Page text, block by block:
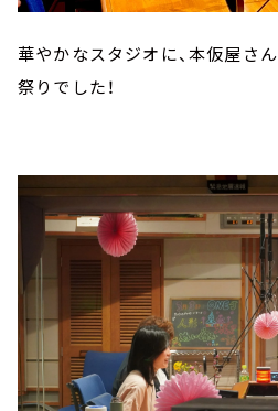
華やかなスタジオに、本仮屋さ
祭りでした！